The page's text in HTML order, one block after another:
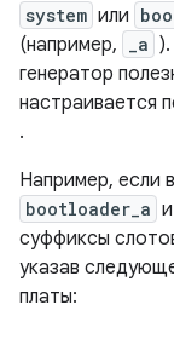
system или
(например,
_a
генератор
настраивается
.
Например, если
bootloader_a и
суффиксы
указав
платы: